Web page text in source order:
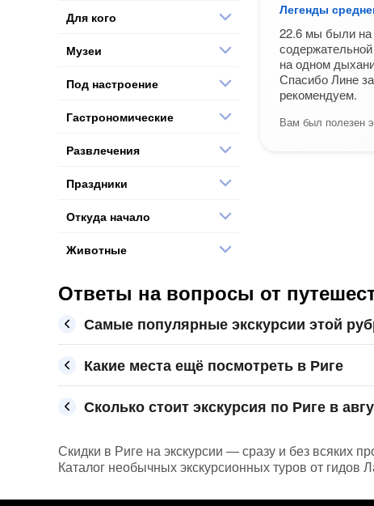
Легенды
22.6 мы были на
на одном
Спасибо Лине
рекомендуем.
Вам был полезен
Для кого
Музеи
Под настроение
Гастрономические
Развлечения
Праздники
Откуда начало
Животные
Ответы на вопросы от
Самые популярные экскурсии этой
Какие места ещё посмотреть в Риге
Сколько стоит экскурсия по Риге в
Скидки в Риге на экскурсии — сразу и без всяких
Каталог необычных экскурсионных туров от гидов